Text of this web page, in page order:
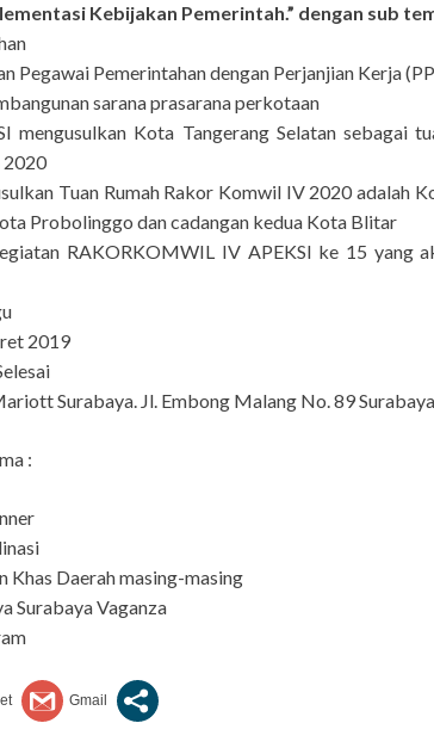
Kebijakan Pemerintah.” dengan sub
Pegawai Pemerintahan dengan Perjanjian Kerja
sarana prasarana perkotaan
mengusulkan Kota Tangerang Selatan sebagai
2020
Tuan Rumah Rakor Komwil IV 2020 adalah
Probolinggo dan cadangan kedua Kota Blitar
RAKORKOMWIL IV APEKSI ke 15 yang
2019
Surabaya. Jl. Embong Malang No. 89 Surabaya
:
Khas Daerah masing-masing
Surabaya Vaganza